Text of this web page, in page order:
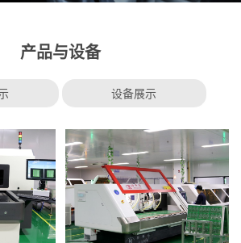
产品与设备
设备展示